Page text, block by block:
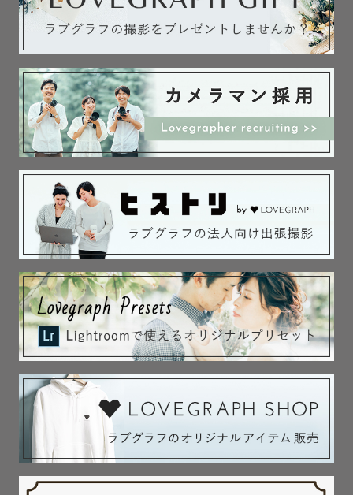
👘お着物を着ての撮影はお任せください👘
和装のマナーもバッチリ！
是非、お着物での撮影にもお呼び立てください👘
七五三・お宮参り撮影時にお母様がお着物を着る場合も
その都度お直ししております。
🌾神社・お寺さまでの撮影　お任せください🌾
⏬️撮影経験のある神社仏閣さまは下記参照⏬️
静岡県内の神社さま、
山梨県・神奈川県の一部の神社さまにて
多数の撮影経験があります。
お宮参り、七五三など
神社さまでのご祈祷を含む撮影の際は是非ご用命くださ
い！
🚨別途撮影許可・シャッター料がかかる場合がありま
す。